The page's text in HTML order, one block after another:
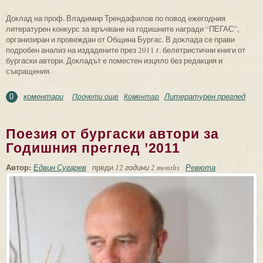
Доклад на проф. Владимир Трендафилов по повод ежегодния
литературен конкурс за връчване на годишните награди “ПЕГАС”,
организиран и провеждан от Община Бургас. В доклада се прави
подробен анализ на издадените през 2011 г. белетристични книги от
бургаски автори. Докладът е поместен изцяло без редакция и
съкращения.
0 коментари Прочети още about Книги проза от бургаски автори за
Коментар Литературен преглед
Поезия от бургаски автори за
Годишния преглед ’2011
Автор: Едвин Сугарев преди 12 години 2 months Ревюта